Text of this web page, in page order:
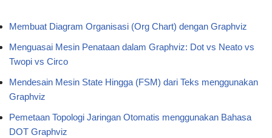
Membuat Diagram Organisasi (Org Chart) dengan Graphviz
Menguasai Mesin Penataan dalam Graphviz: Dot vs Neato vs
Twopi vs Circo
Mendesain Mesin State Hingga (FSM) dari Teks menggunakan
Graphviz
Pemetaan Topologi Jaringan Otomatis menggunakan Bahasa
DOT Graphviz